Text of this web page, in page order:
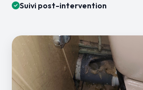
Suivi post-intervention